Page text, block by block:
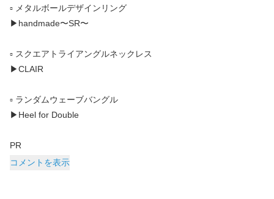
▫️ メタルボールデザインリング
▶︎handmade〜SR〜
▫️ スクエアトライアングルネックレス
▶︎CLAIR
▫️ ランダムウェーブバングル
▶︎Heel for Double
PR
コメントを表示